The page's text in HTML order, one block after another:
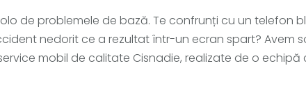
de problemele de bază. Te confrunți cu un telefon
nedorit ce a rezultat într-un ecran spart? Avem
mobil de calitate Cisnadie, realizate de o